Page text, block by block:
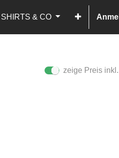
SHIRTS & CO
zeige Preis